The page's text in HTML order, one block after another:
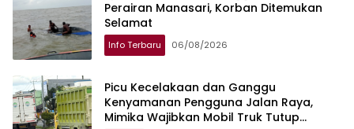
Perairan Manasari, Korban Ditemukan
Selamat
Info Terbaru 06/08/2026
Picu Kecelakaan dan Ganggu
Kenyamanan Pengguna Jalan Raya,
Mimika Wajibkan Mobil Truk Tutup